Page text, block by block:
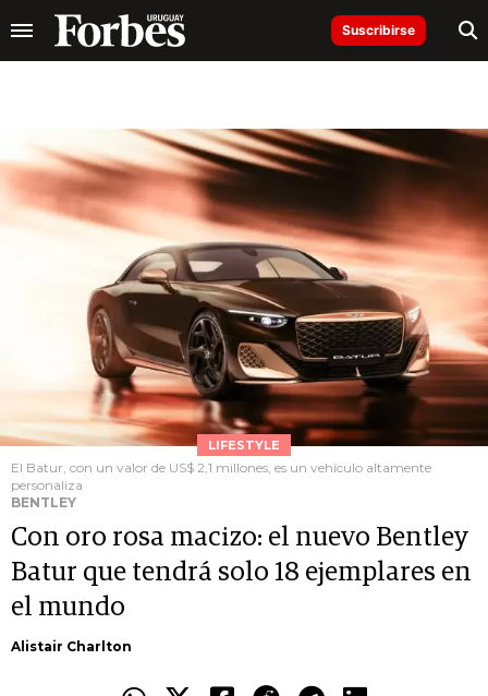
Suscribirse
LIFESTYLE
El Batur, con un valor de US$ 2,1 millones, es un vehículo altamente
personaliza
BENTLEY
Con oro rosa macizo: el nuevo Bentley
Batur que tendrá solo 18 ejemplares en
el mundo
Alistair Charlton